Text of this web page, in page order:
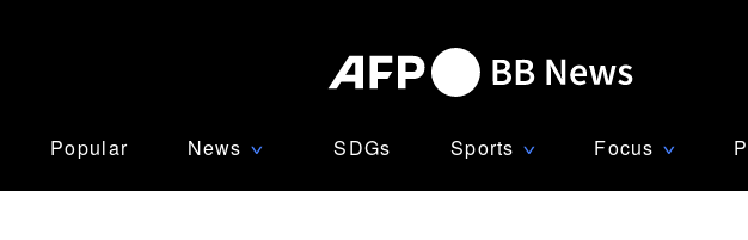
Popular News ∨ SDGs Sports ∨ Focus ∨